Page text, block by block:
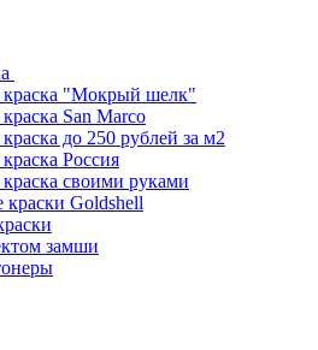
краска "Мокрый шелк"
San Marco
до 250 рублей за м2
Россия
своими руками
краски Goldshell
замши